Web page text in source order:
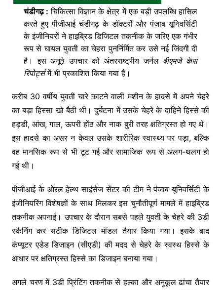
चंडीगढ़ : चिकित्सा विज्ञान के क्षेत्र में एक बड़ी उपलब्धि हासिल
करते हुए पीजीआई चंडीगढ़ के डॉक्टरों और पंजाब यूनिवर्सिटी
के इंजीनियरों ने हाइब्रिड डिजिटल तकनीक के जरिए एक गंभीर
रूप से घायल युवती का चेहरा पुनर्निर्मित कर उसे नई जिंदगी दी
है। इस अनूठे उपचार को अंतरराष्ट्रीय जर्नल बीएमजे केस
रिपोर्ट्समें भी प्रकाशित किया गया है।
करीब 30 वर्षीय युवती चारे काटने वाली मशीन के हादसे में अपने चेहरे
का बड़ा हिस्सा खो बैठी थी। दुर्घटना में उसके चेहरे के दाहिने हिस्से की
हड्डी, आंख, गाल, ऊपरी होंठ और नाक बुरी तरह क्षतिग्रस्त हो गए थे।
इस हादसे का असर न केवल उसके शारीरिक स्वास्थ्य पर पड़ा, बल्कि
वह मानसिक रूप से भी टूट गई और सामाजिक रूप से अलग-थलग हो
गई थी।
पीजीआई के ओरल हेल्थ साइंसेज सेंटर की टीम ने पंजाब यूनिवर्सिटी के
इंजीनियरिंग विशेषज्ञों के साथ मिलकर इस चुनौतीपूर्ण मामले में हाइब्रिड
तकनीक अपनाई। उपचार के दौरान सबसे पहले युवती के चेहरे की 3डी
स्कैनिंग कर सटीक डिजिटल मॉडल तैयार किया गया। इसके बाद
कंप्यूटर एडेड डिजाइन (सीएडी) की मदद से चेहरे के स्वस्थ हिस्से के
आधार पर क्षतिग्रस्त हिस्से का डिजाइन बनाया गया।
अगले चरण में 3डी प्रिंटिंग तकनीक से हल्का और अनुकूल ढांचा तैयार